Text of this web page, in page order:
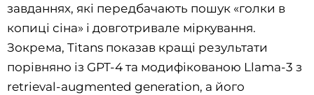
завданнях, які передбачають пошук «голки в
копиці сіна» і довготривале міркування.
Зокрема, Titans показав кращі результати
порівняно із GPT-4 та модифікованою Llama-3 з
retrieval-augmented generation, а його